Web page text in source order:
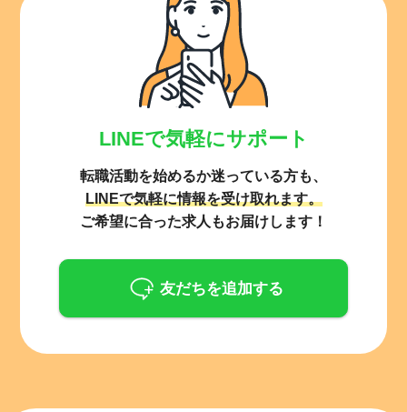
LINEで気軽にサポート
転職活動を始めるか迷っている方も、
LINEで気軽に情報を受け取れます。
ご希望に合った求人もお届けします！
友だちを追加する